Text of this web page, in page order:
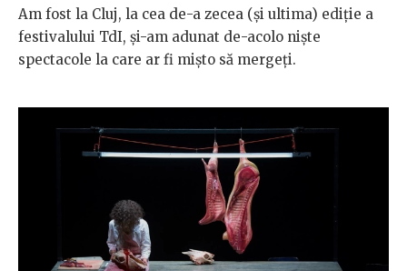
Am fost la Cluj, la cea de-a zecea (și ultima) ediție a
festivalului TdI, și-am adunat de-acolo niște
spectacole la care ar fi mișto să mergeți.